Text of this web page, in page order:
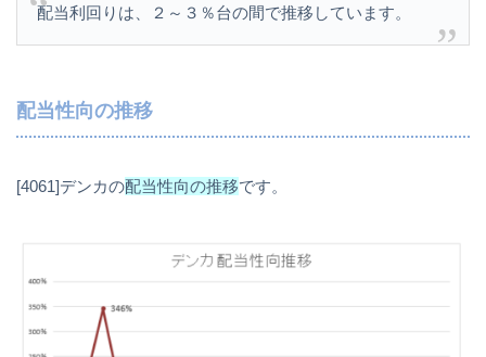
配当利回りは、２～３％台の間で推移しています。
配当性向の推移
[4061]デンカの配当性向の推移です。